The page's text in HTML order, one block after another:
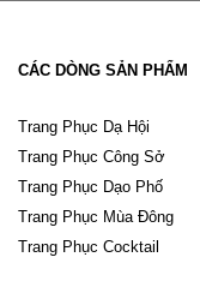
CÁC DÒNG SẢN PHẨM
Trang Phục Dạ Hội
Trang Phục Công Sở
Trang Phục Dạo Phố
Trang Phục Mùa Đông
Trang Phục Cocktail